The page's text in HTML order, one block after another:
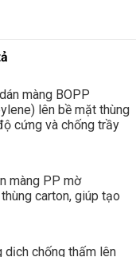
màng BOPP
lên bề mặt thùng
cứng và chống trầy
màng PP mờ
carton, giúp tạo
dịch chống thấm lên